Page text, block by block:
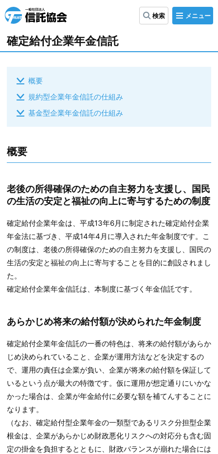
託
協
会
検索
メ
確定給付企業年金信託
概要
規約型企業年金信託の仕組み
基金型企業年金信託の仕組み
概要
老後の所得確保のための自主努力を支援し、国民
の生活の安定と福祉の向上に寄与するための制度
確定給付企業年金は、平成13年6月に制定された確定給付企業
年金法に基づき、平成14年4月に導入された年金制度です。こ
の制度は、老後の所得確保のための自主努力を支援し、国民の
生活の安定と福祉の向上に寄与することを目的に創設されまし
た。
確定給付企業年金信託は、本制度に基づく年金信託です。
あらかじめ将来の給付額が決められた年金制度
確定給付企業年金信託の一番の特色は、将来の給付額があらか
じめ決められていること、企業が運用方法などを決定するの
で、運用の責任は企業が負い、企業が将来の給付額を保証して
いるという点が最大の特徴です。仮に運用が想定通りにいかな
かった場合は、企業が年金給付に必要な額を補てんすることに
なります。
（なお、確定給付型企業年金の一類型であるリスク分担型企業
根金は、企業があらかじめ財政悪化リスクへの対応分も含む固
定の掛金を負担するとともに、財政バランスが崩れた場合には